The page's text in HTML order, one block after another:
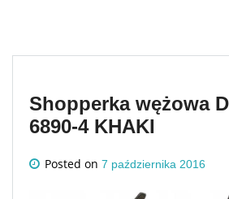
Shopperka wężowa
6890-4 KHAKI
Posted on 7 października 2016